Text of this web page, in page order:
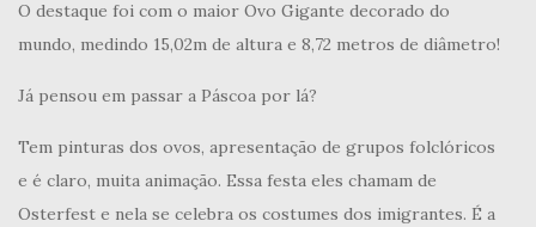
O destaque foi com o maior Ovo Gigante decorado do
mundo, medindo 15,02m de altura e 8,72 metros de diâmetro!
Já pensou em passar a Páscoa por lá?
Tem pinturas dos ovos, apresentação de grupos folclóricos
e é claro, muita animação. Essa festa eles chamam de
Osterfest e nela se celebra os costumes dos imigrantes. É a